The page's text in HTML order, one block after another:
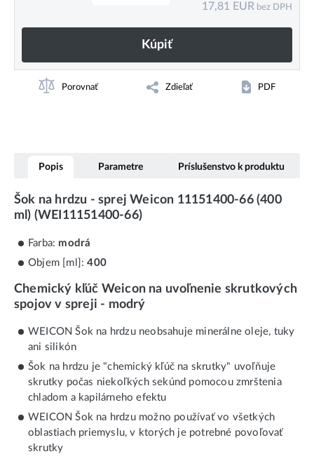
17,81 EUR bez DPH
Kúpiť
Porovnať Zdieľať PDF
Popis Parametre Príslušenstvo k produktu
Šok na hrdzu - sprej Weicon 11151400-66 (400
ml) (WEI11151400-66)
Farba: modrá
Objem [ml]:400
Chemický kľúč Weicon na uvoľnenie skrutkových
spojov v spreji - modrý
WEICON Šok na hrdzu neobsahuje minerálne oleje, tuky
ani silikón
Šok na hrdzu je "chemický kľúč na skrutky" uvoľňuje
skrutky počas niekoľkých sekúnd pomocou zmrštenia
chladom a kapilárneho efektu
WEICON Šok na hrdzu možno používať vo všetkých
oblastiach priemyslu, v ktorých je potrebné povoľovať
skrutky